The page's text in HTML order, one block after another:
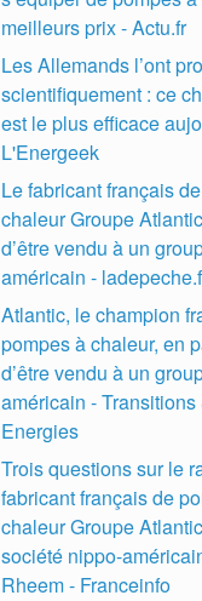
meilleurs prix - Actu.fr
Les Allemands l’ont
scientifiquement : ce
est le plus efficace
L'Energeek
Le fabricant français
chaleur Groupe
d’être vendu à un
américain -
Atlantic, le champion
pompes à chaleur, en
d’être vendu à un
américain - Transitions
Energies
Trois questions sur le
fabricant français de
chaleur Groupe
société nippo-
Rheem - Franceinfo